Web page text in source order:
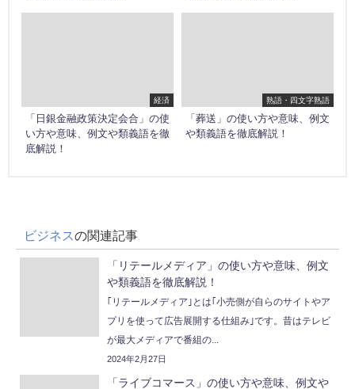
経済
「日銀金融政策決定会合」の使
い方や意味、例文や類義語を徹
底解説！
熟語・四文字熟語
「葬送」の使い方や意味、例文
や類義語を徹底解説！
ビジネスの関連記事
「リテールメディア」の使い方や意味、例文
や類義語を徹底解説！
｢リテールメディア｣とは｢小売側が自らのサイトやア
プリを使って広告展開する仕組み｣です。昔はテレビ
が最大メディアで番組の...
2024年2月27日
「ライブコマース」の使い方や意味、例文や